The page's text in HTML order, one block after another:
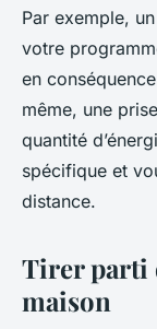
Par exemple,
votre
en
même, une
quantité
spécifique et
distance.
Tirer parti
maison